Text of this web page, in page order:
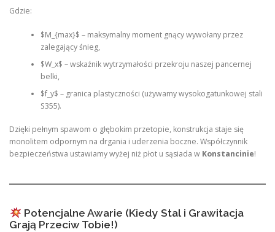
Gdzie:
$M_{max}$ – maksymalny moment gnący wywołany przez
zalegający śnieg,
$W_x$ – wskaźnik wytrzymałości przekroju naszej pancernej
belki,
$f_y$ – granica plastyczności (używamy wysokogatunkowej stali
S355).
Dzięki pełnym spawom o głębokim przetopie, konstrukcja staje się
monolitem odpornym na drgania i uderzenia boczne. Współczynnik
bezpieczeństwa ustawiamy wyżej niż płot u sąsiada w Konstancinie!
Potencjalne Awarie (Kiedy Stal i Grawitacja
Grają Przeciw Tobie!)